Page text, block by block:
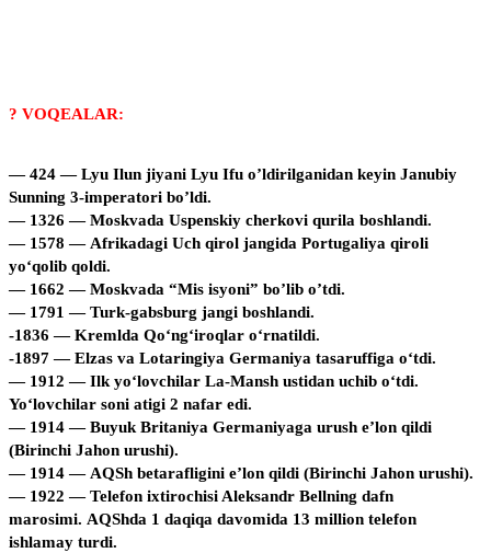
? VOQEALAR:
— 424 — Lyu Ilun jiyani Lyu Ifu o’ldirilganidan keyin Janubiy
Sunning 3-imperatori bo’ldi.
— 1326 — Moskvada Uspenskiy cherkovi qurila boshlandi.
— 1578 — Afrikadagi Uch qirol jangida Portugaliya qiroli
yoʻqolib qoldi.
— 1662 — Moskvada “Mis isyoni” bo’lib o’tdi.
— 1791 — Turk-gabsburg jangi boshlandi.
-1836 — Kremlda Qoʻngʻiroqlar oʻrnatildi.
-1897 — Elzas va Lotaringiya Germaniya tasaruffiga oʻtdi.
— 1912 — Ilk yo‘lovchilar La-Mansh ustidan uchib o‘tdi.
Yo‘lovchilar soni atigi 2 nafar edi.
— 1914 — Buyuk Britaniya Germaniyaga urush e’lon qildi
(Birinchi Jahon urushi).
— 1914 — AQSh betarafligini e’lon qildi (Birinchi Jahon urushi).
— 1922 — Telefon ixtirochisi Aleksandr Bellning dafn
marosimi. AQShda 1 daqiqa davomida 13 million telefon
ishlamay turdi.